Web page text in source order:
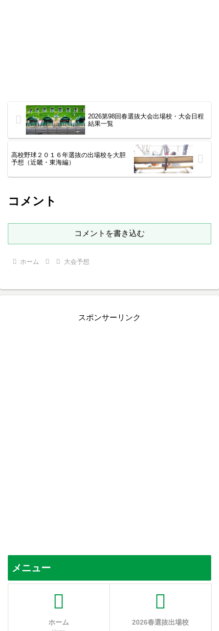
2026第98回春選抜大会出場校・大会日程
結果一覧
高校野球２０１６年選抜の出場校を大胆
予想（近畿・東海編）
コメント
コメントを書き込む
ホーム 大会予想
スポンサーリンク
メニュー
ホーム 2026春選抜出場校